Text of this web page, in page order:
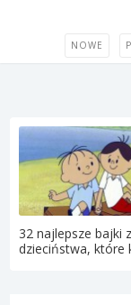
NOWE
32 najlepsze bajki z
dzieciństwa, które